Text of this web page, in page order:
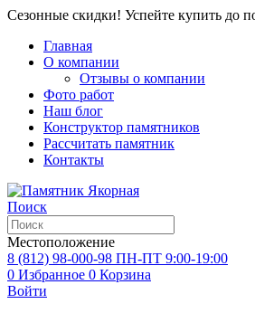
Сезонные скидки! Успейте купить до
Главная
О компании
Отзывы о компании
Фото работ
Наш блог
Конструктор памятников
Рассчитать памятник
Контакты
Поиск
Местоположение
8 (812) 98-000-98 ПН-ПТ 9:00-19:00
0 Избранное 0 Корзина
Войти